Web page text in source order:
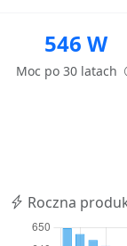
546 W
Moc po 30 latach
Roczna